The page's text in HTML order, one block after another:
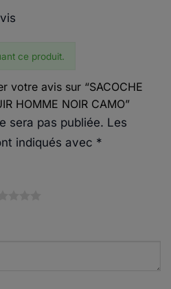
ce produit.
votre avis sur “SACOCHE
HOMME NOIR CAMO”
sera pas publiée. Les
indiqués avec *